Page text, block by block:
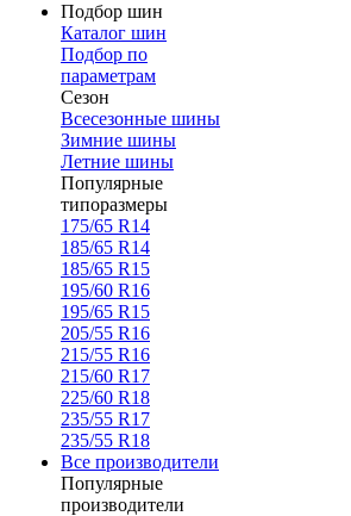
Подбор шин
Каталог шин
Подбор по
параметрам
Сезон
Всесезонные шины
Зимние шины
Летние шины
Популярные
типоразмеры
175/65 R14
185/65 R14
185/65 R15
195/60 R16
195/65 R15
205/55 R16
215/55 R16
215/60 R17
225/60 R18
235/55 R17
235/55 R18
Все производители
Популярные
производители